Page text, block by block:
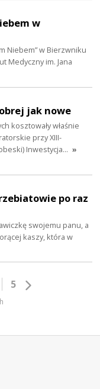
w
Niebem” w Bierzwniku
Medyczny im. Jana
jak nowe
kosztowały właśnie
przy XIII-
Inwestycja… »
po raz
swojemu panu, a
kaszy, która w
5